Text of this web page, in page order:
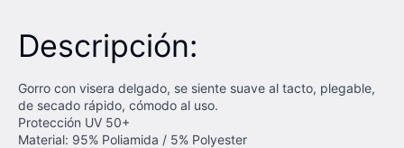
Descripción:
Gorro con visera delgado, se siente suave al tacto, plegable,
de secado rápido, cómodo al uso.
Protección UV 50+
Material: 95% Poliamida / 5% Polyester